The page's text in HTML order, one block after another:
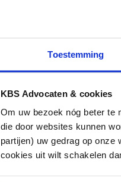
Toestemming
KBS Advocaten & cookies
Om uw bezoek nóg beter te
die door websites kunnen
partijen) uw gedrag op onze
cookies uit wilt schakelen
geldt in het
wettelijke
beperkende
De Hoge Raad
lid 1 BW is van
dat de